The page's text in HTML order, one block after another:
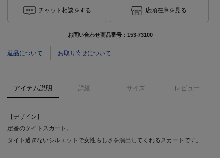
チャット相談をする 店頭在庫を見る
お問い合わせ商品番号： 153-73100
返品について お取り寄せについて
アイテム説明 詳細 サイズ レビュー
【デザイン】
定番のタイトスカート。
タイト過ぎないシルエットで女性らしさを演出してくれるスカートです。